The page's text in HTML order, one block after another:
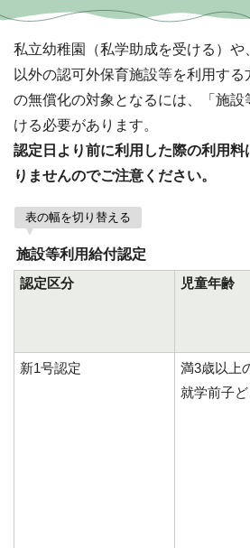
私立幼稚園（私学助成を受ける）や
以外の認可外保育施設等を利用する
の無償化の対象となるには、「施設
ける必要があります。
認定日より前に利用した際の利用
りませんのでご注意ください。
表の幅を切り替える
施設等利用給付認定
認定区分
児童年齢
新1号認定
満3歳以上
就学前子ど